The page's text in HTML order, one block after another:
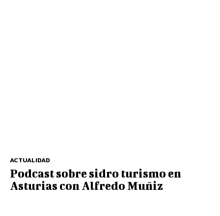
ACTUALIDAD
Podcast sobre sidro turismo en
Asturias con Alfredo Muñiz